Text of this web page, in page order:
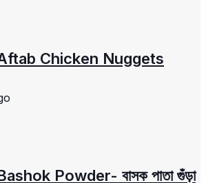
Chicken Nuggets
Powder- বাসক পাতা গুঁড়া